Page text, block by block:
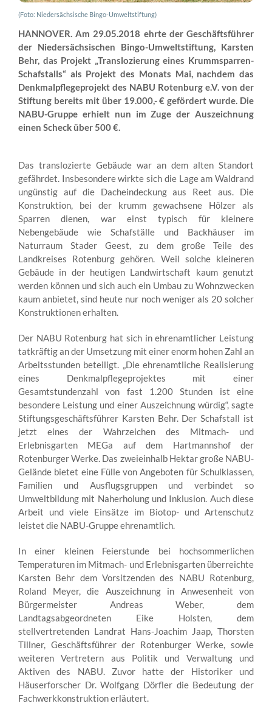
(Foto: Niedersächsische Bingo-Umweltstiftung)
HANNOVER. Am 29.05.2018 ehrte der Geschäftsführer
der Niedersächsischen Bingo-Umweltstiftung, Karsten
Behr, das Projekt „Translozierung eines Krummsparren-
Schafstalls“ als Projekt des Monats Mai, nachdem das
Denkmalpflegeprojekt des NABU Rotenburg e.V. von der
Stiftung bereits mit über 19.000,- € gefördert wurde. Die
NABU-Gruppe erhielt nun im Zuge der Auszeichnung
einen Scheck über 500 €.
Das translozierte Gebäude war an dem alten Standort
gefährdet. Insbesondere wirkte sich die Lage am Waldrand
ungünstig auf die Dacheindeckung aus Reet aus. Die
Konstruktion, bei der krumm gewachsene Hölzer als
Sparren dienen, war einst typisch für kleinere
Nebengebäude wie Schafställe und Backhäuser im
Naturraum Stader Geest, zu dem große Teile des
Landkreises Rotenburg gehören. Weil solche kleineren
Gebäude in der heutigen Landwirtschaft kaum genutzt
werden können und sich auch ein Umbau zu Wohnzwecken
kaum anbietet, sind heute nur noch weniger als 20 solcher
Konstruktionen erhalten.
Der NABU Rotenburg hat sich in ehrenamtlicher Leistung
tatkräftig an der Umsetzung mit einer enorm hohen Zahl an
Arbeitsstunden beteiligt. „Die ehrenamtliche Realisierung
eines Denkmalpflegeprojektes mit einer
Gesamtstundenzahl von fast 1.200 Stunden ist eine
besondere Leistung und einer Auszeichnung würdig“, sagte
Stiftungsgeschäftsführer Karsten Behr. Der Schafstall ist
jetzt eines der Wahrzeichen des Mitmach- und
Erlebnisgarten MEGa auf dem Hartmannshof der
Rotenburger Werke. Das zweieinhalb Hektar große NABU-
Gelände bietet eine Fülle von Angeboten für Schulklassen,
Familien und Ausflugsgruppen und verbindet so
Umweltbildung mit Naherholung und Inklusion. Auch diese
Arbeit und viele Einsätze im Biotop- und Artenschutz
leistet die NABU-Gruppe ehrenamtlich.
In einer kleinen Feierstunde bei hochsommerlichen
Temperaturen im Mitmach- und Erlebnisgarten überreichte
Karsten Behr dem Vorsitzenden des NABU Rotenburg,
Roland Meyer, die Auszeichnung in Anwesenheit von
Bürgermeister Andreas Weber, dem
Landtagsabgeordneten Eike Holsten, dem
stellvertretenden Landrat Hans-Joachim Jaap, Thorsten
Tillner, Geschäftsführer der Rotenburger Werke, sowie
weiteren Vertretern aus Politik und Verwaltung und
Aktiven des NABU. Zuvor hatte der Historiker und
Häuserforscher Dr. Wolfgang Dörfler die Bedeutung der
Fachwerkkonstruktion erläutert.